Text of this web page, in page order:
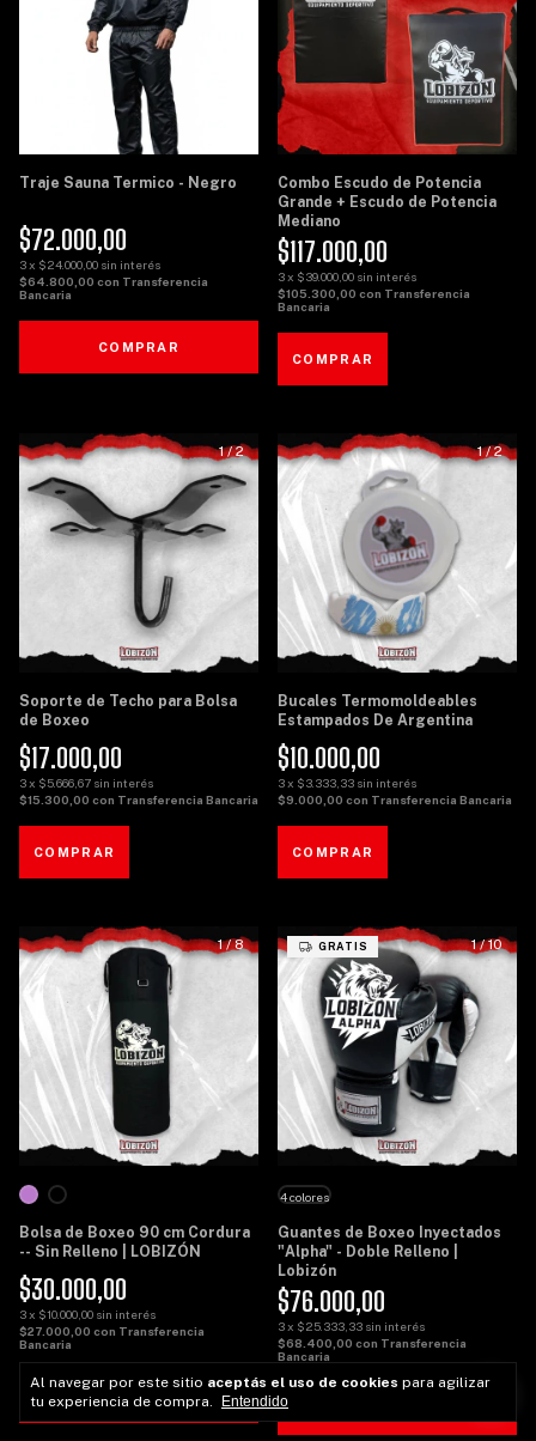
Al navegar por este sitio aceptás el uso de cookies para agilizar
tu experiencia de compra.
Entendido
Traje Sauna Termico - Negro
$72.000,00
3x $24.000,00 sin interés
$64.800,00 con Transferencia
Bancaria
COMPRAR
Combo Escudo de Potencia
Grande + Escudo de Potencia
Mediano
$117.000,00
3x $39.000,00 sin interés
$105.300,00 con Transferencia
Bancaria
1/2
Soporte de Techo para Bolsa
de Boxeo
$17.000,00
3x $5.666,67 sin interés
$15.300,00 con Transferencia Bancaria
1/2
Bucales Termomoldeables
Estampados De Argentina
$10.000,00
3x $3.333,33 sin interés
$9.000,00 con Transferencia Bancaria
1/8
Bolsa de Boxeo 90 cm Cordura
-- Sin Relleno | LOBIZÓN
$30.000,00
3x $10.000,00 sin interés
$27.000,00 con Transferencia
Bancaria
COMPRAR
1/10
GRATIS
Guantes de Boxeo Inyectados
"Alpha" - Doble Relleno |
Lobizón
$76.000,00
3x $25.333,33 sin interés
$68.400,00 con Transferencia
Bancaria
4 colores